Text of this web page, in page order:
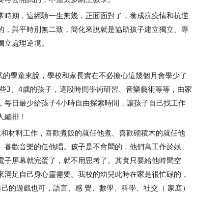
，這經驗一生無幾，正面面對了，養成抗疫情和抗逆
與平時別無二致，簡化來說就是協助孩子建立獨立、專
處理逆境。
學童來說，學校和家長實在不必擔心這幾個月會學少了
3、4歲的孩子，這段時間學術研習、音樂藝術等等，由家
日最少給孩子4小時自由探索時間，讓孩子自己找工作
排！
材料工作，喜歡煮飯的就任他煮、喜歡砌積木的就任他
歡音樂的任他唱。孩子是不會悶的，他們寓工作於娛
屏幕就完蛋了，就不用思考了。其實只要給他時間空
足自己身心靈需要。我校的幼兒此時在家是很忙碌的，
遊戲也可，語言、感 覺、數學、科學、社交（ 家庭）